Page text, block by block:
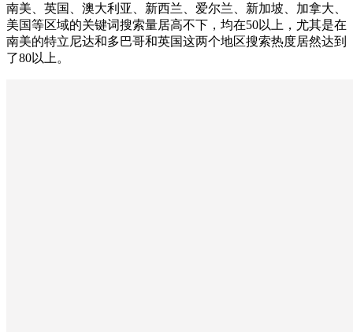
南美、英国、澳大利亚、新西兰、爱尔兰、新加坡、加拿大、
美国等区域的关键词搜索量居高不下，均在50以上，尤其是在
南美的特立尼达和多巴哥和英国这两个地区搜索热度居然达到
了80以上。